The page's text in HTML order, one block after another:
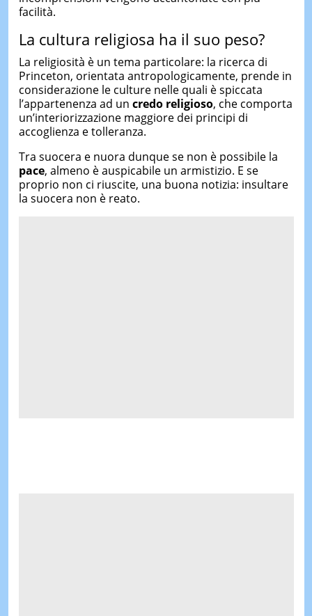
facilità.
La cultura religiosa ha il suo peso?
La religiosità è un tema particolare: la ricerca di
Princeton, orientata antropologicamente, prende in
considerazione le culture nelle quali è spiccata
l’appartenenza ad un credo religioso, che comporta
un’interiorizzazione maggiore dei principi di
accoglienza e tolleranza.
Tra suocera e nuora dunque se non è possibile la
pace, almeno è auspicabile un armistizio. E se
proprio non ci riuscite, una buona notizia: insultare
la suocera non è reato.